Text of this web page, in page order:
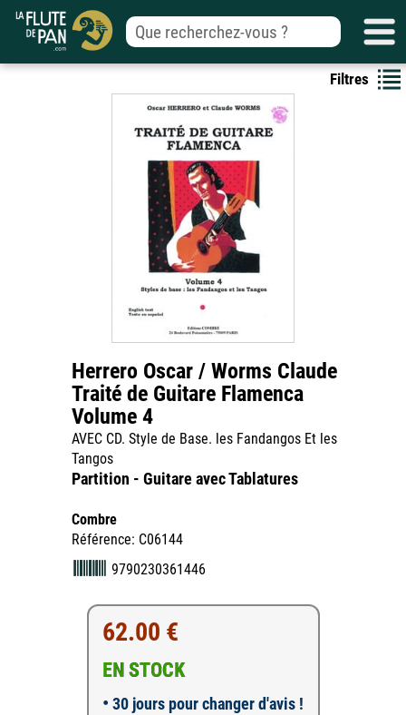
Filtres
Herrero Oscar / Worms Claude
Traité de Guitare Flamenca
Volume 4
AVEC CD. Style de Base. les Fandangos Et les
Tangos
Partition - Guitare avec Tablatures
Combre
Référence: C06144
9790230361446
62.00 €
EN STOCK
• 30 jours pour changer d'avis !